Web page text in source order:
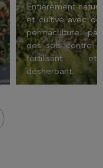
Entièrement
et cultivé avec
permaculture:
des sols contre
fertilisant et
désherbant.